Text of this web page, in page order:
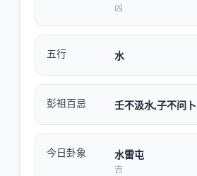
凶
五行 水
彭祖百忌 壬不汲水,子不问卜
今日卦象 水雷屯
吉